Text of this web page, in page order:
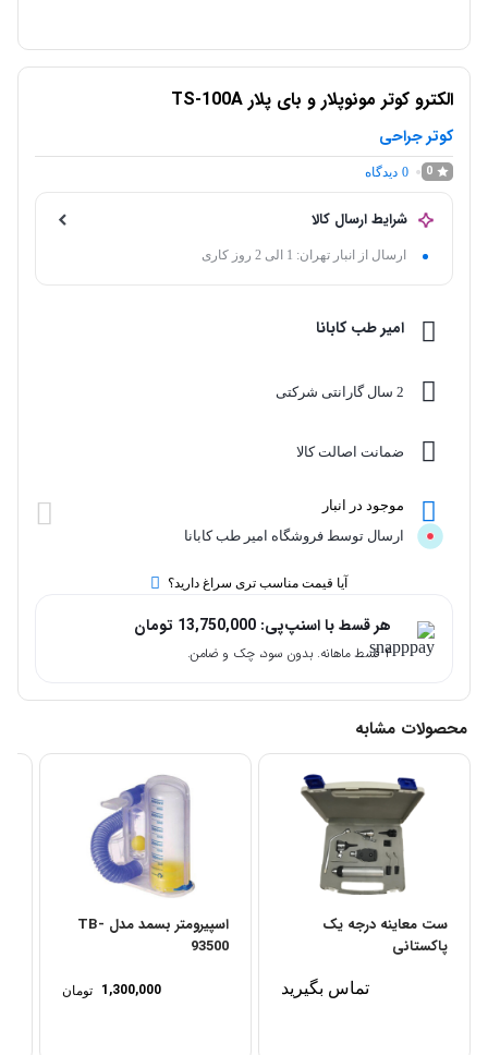
الکترو کوتر مونوپلار و بای پلار TS-100A
کوتر جراحی
0
0 دیدگاه
شرایط ارسال کالا
ارسال از انبار تهران: 1 الی 2 روز کاری
امیر طب کابانا
2 سال گارانتی شرکتی
ضمانت اصالت کالا
موجود در انبار
ارسال توسط فروشگاه امیر طب کابانا
آیا قیمت مناسب تری سراغ دارید؟
هر قسط با اسنپ‌پی: 13,750,000 تومان
۴ قسط ماهانه. بدون سود، چک و ضامن.
محصولات مشابه
ست معاینه درجه یک
پاکستانی
تماس بگیرید
اسپیرومتر بسمد مدل TB-
93500
1,300,000 تومان